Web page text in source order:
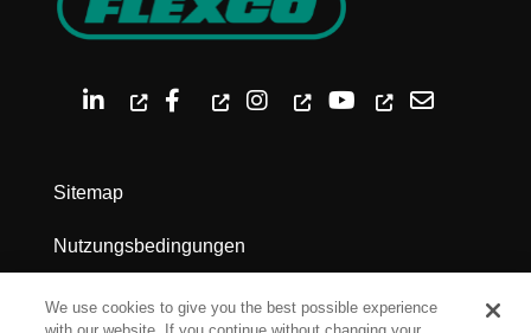
Sitemap
Nutzungsbedingungen
Datenschutz
We use cookies to give you the best possible experience